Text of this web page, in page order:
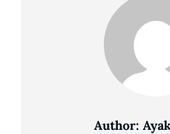
Author: